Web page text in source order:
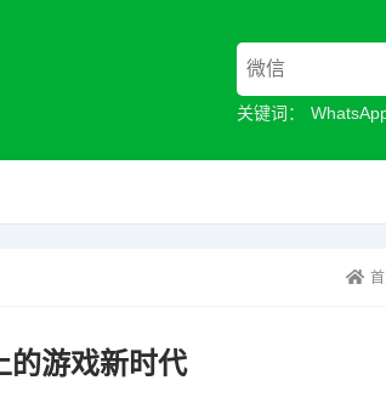
关键词：
的游戏新时代